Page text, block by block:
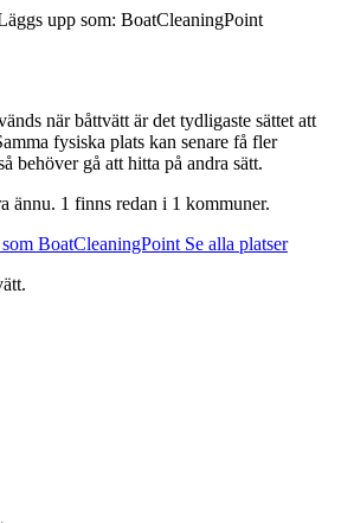
upp som: BoatCleaningPoint
när båttvätt är det tydligaste sättet att
fysiska plats kan senare få fler
behöver gå att hitta på andra sätt.
ännu. 1 finns redan i 1 kommuner.
BoatCleaningPoint Se alla platser